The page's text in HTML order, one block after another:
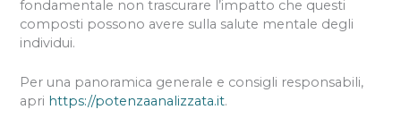
fondamentale non trascurare l’impatto che questi
composti possono avere sulla salute mentale degli
individui.
Per una panoramica generale e consigli responsabili,
apri https://potenzaanalizzata.it.